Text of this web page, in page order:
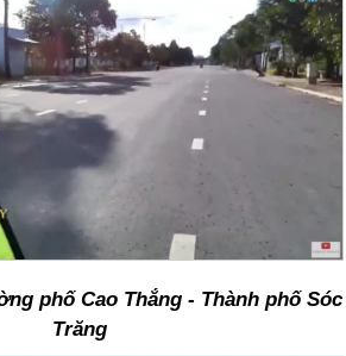
phố Cao Thắng - Thành phố Sóc
Trăng